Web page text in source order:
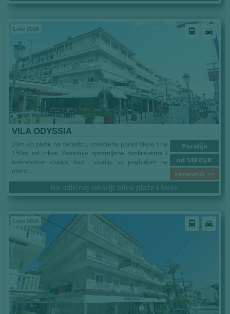
Leto 2026 directions_bus directions_car
VILA ODYSSIA
Paralija
od 149 EUR
cenovnik >>
20m od plaže na šetalištu, smeštena pored škole i na
150m od crkve. Poseduje opremljene dvokrevetne i
trokrevetne studije, kao i studije sa pogledom na
more...
Na odličnoj lokaciji blizu plaže i škole
Leto 2026 directions_bus directions_car